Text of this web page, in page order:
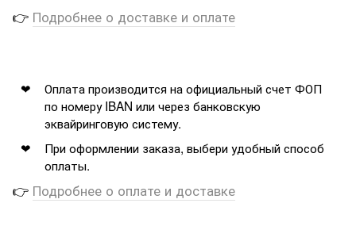
👉 Подробнее о доставке и оплате
Оплата производится на официальный счет ФОП
по номеру IBAN или через банковскую
эквайринговую систему.
При оформлении заказа, выбери удобный способ
оплаты.
👉 Подробнее о оплате и доставке